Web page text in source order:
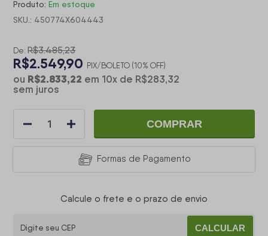
Produto: Em estoque
SKU.: 450774X604443
De: R$3.485,23
R$2.549,90 PIX/BOLETO (10% OFF)
ou R$2.833,22 em 10x de R$283,32
sem juros
COMPRAR
Formas de Pagamento
Calcule o frete e o prazo de envio
CALCULAR